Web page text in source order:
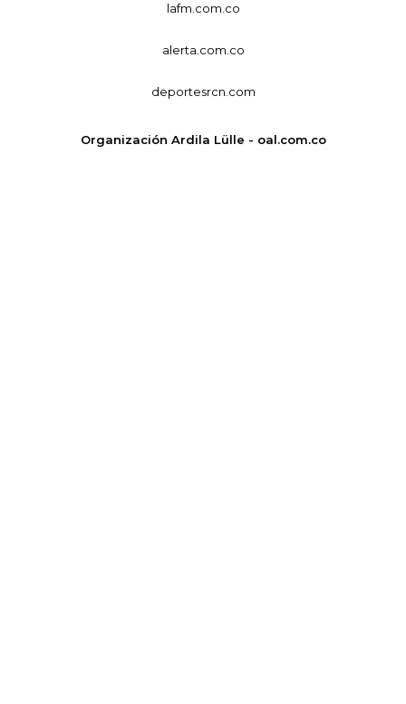
lafm.com.co
alerta.com.co
deportesrcn.com
Organización Ardila Lülle - oal.com.co